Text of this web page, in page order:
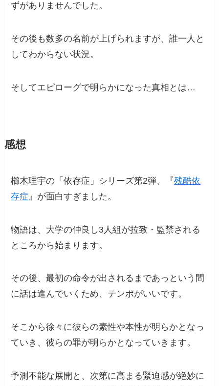
ずがありませんでした。
その後も数多の名前が上げられますが、誰一人と
してわからない状況。
そしてエピローグで明らかになった真相とは…
感想
櫛木理宇の「依存症」シリーズ第2弾、『残酷依
存症 』が面白すぎました。
物語は、大学の仲良し3人組が拉致・監禁される
ところから始まります。
その後、最初の命令が出されるまであっという間
に話は進んでいくため、テンポがいいです。
そこから徐々に彼らの素性や本性が明らかとなっ
ていき、彼らの罪が明らかとなっていきます。
予測不能な展開と、次第に高まる緊迫感が絶妙に